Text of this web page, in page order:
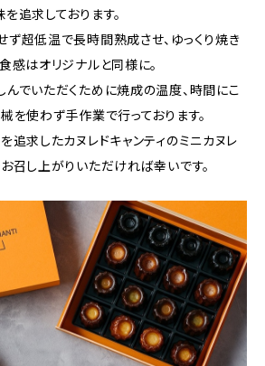
追求しております。
超低温で長時間熟成させ、ゆっくり焼き
感はオリジナルと同様に。
でいただくために焼成の温度、時間にこ
を使わず手作業で行っております。
追求したカヌレドキャンティのミニカヌレ
召し上がりいただければ幸いです。